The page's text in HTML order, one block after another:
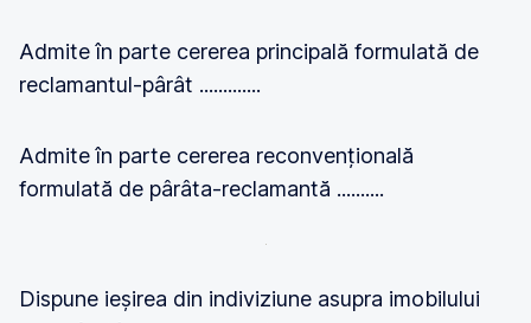
Admite în parte cererea principală formulată de
reclamantul-pârât .............
Admite în parte cererea reconvențională
formulată de pârâta-reclamantă ..........
Dispune ieșirea din indiviziune asupra imobilului